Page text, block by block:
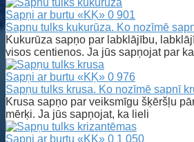
Sapņi ar burtu «KĶ» 0 901
Sapnu tulks kukurūza. Ko nozīmē
Kukurūza sapņo par labklājību,
visos centienos. Ja jūs sapņojat par
Sapņi ar burtu «KĶ» 0 976
Sapņu tulks krusa. Ko nozīmē sapnī
Krusa sapņo par veiksmīgu šķēršļu
mērķi. Ja jūs sapņojat, ka lieli
Sapņi ar burtu «KĶ» 0 1 050